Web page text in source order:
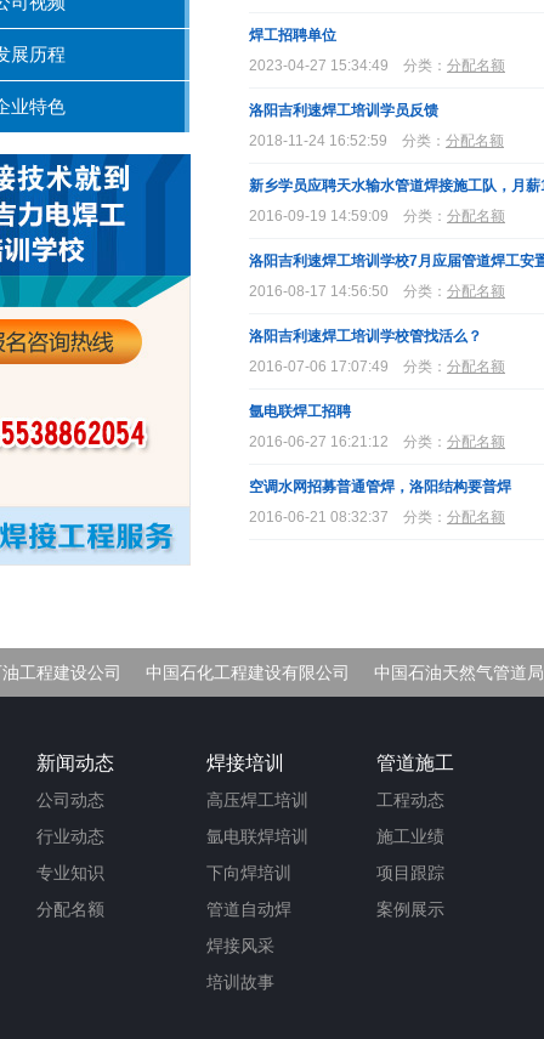
焊工招聘单位
2023-04-27 15:34:49
分类： 分配名额
洛阳吉利速焊工培训学员反馈
2018-11-24 16:52:59
分类： 分配名额
新乡学员应聘天水输水管道焊接施工队，月
2016-09-19 14:59:09
分类： 分配名额
洛阳吉利速焊工培训学校7月应届管道焊工安
2016-08-17 14:56:50
分类： 分配名额
洛阳吉利速焊工培训学校管找活么？
2016-07-06 17:07:49
分类： 分配名额
氩电联焊工招聘
2016-06-27 16:21:12
分类： 分配名额
空调水网招募普通管焊，洛阳结构要普焊
2016-06-21 08:32:37
分类： 分配名额
展历程
业特色
工程建设公司 中国石化工程建设有限公司 中国石油天然气管道局
新闻动态
公司动态
行业动态
专业知识
分配名额
焊接培训
高压焊工培训
氩电联焊培训
下向焊培训
管道自动焊
焊接风采
培训故事
管道施工
工程动态
施工业绩
项目跟踪
案例展示